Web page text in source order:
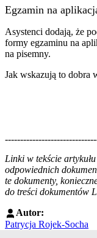
Egzamin na
Asystenci dodają, że
formy egzaminu na
na pisemny.
Jak wskazują to dobra
Linki w tekście
odpowiednich
te dokumenty,
do treści dokumentów
Autor:
Patrycja Rojek-Socha